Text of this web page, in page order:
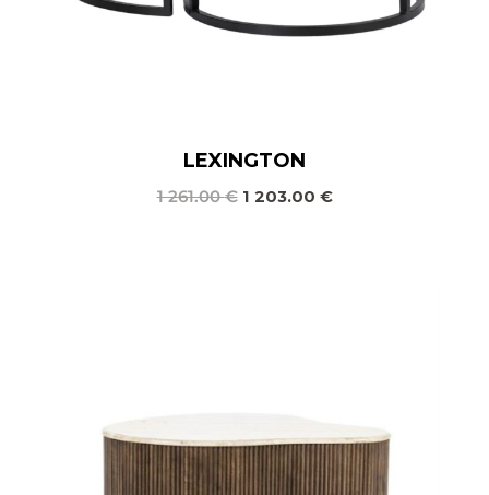
LEXINGTON
1 261.00€ 1 203.00 €